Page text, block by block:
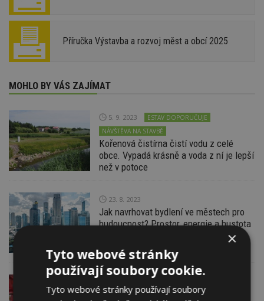
Příručka Výstavba a rozvoj měst a obcí 2025
MOHLO BY VÁS ZAJÍMAT
5. 9. 2023
ESTAV DOPORUČUJE
NÁVŠTĚVA NA STAVBĚ
Kořenová čistírna čistí vodu z celé
obce. Vypadá krásně a voda z ní je lepší
než v potoce
23. 8. 2023
Jak navrhovat bydlení ve městech pro
budoucnost? Prostor, energie a hustota
Kde udělaly semafory chybu? A komu
×
Tyto webové stránky
používají soubory cookie.
Tyto webové stránky používají soubory